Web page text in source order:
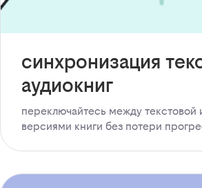
синхронизация
аудиокниг
переключайтесь между текстовой
версиями книги без потери